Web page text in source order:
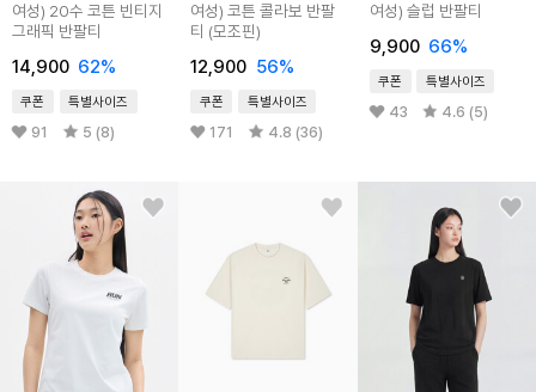
여성) 20수 코튼 빈티지
그래픽 반팔티
14,900 62%
쿠폰 특별사이즈
91 5 (8)
여성) 코튼 콜라보 반팔
티 (모조핀)
12,900 56%
쿠폰 특별사이즈
171 4.8 (36)
여성) 슬럽 반팔티
9,900 66%
쿠폰 특별사이즈
43 4.6 (5)